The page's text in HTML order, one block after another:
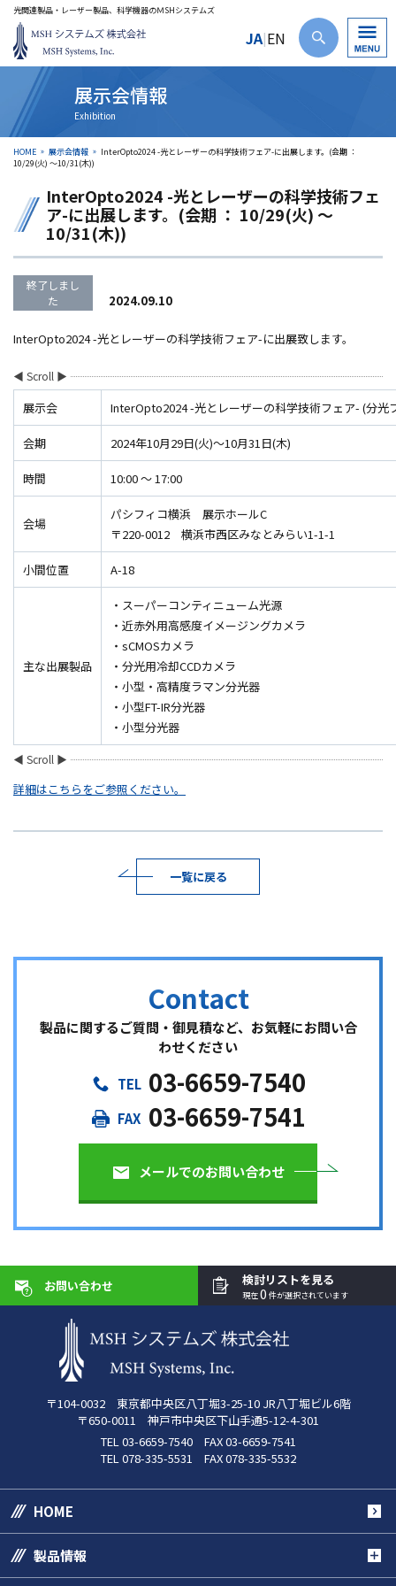
光関連製品・レーザー製品、科学機器のＭSHシステムズ
JA|EN
展示会情報
HOME 展示会情報
InterOpto2024 -光とレーザーの科学技術フェア-に出展します。(会期 ：
10/29(火) ～10/31(木))
InterOpto2024 -光とレーザーの科学技術フェ
ア-に出展します。(会期 ： 10/29(火) ～
10/31(木))
終了しまし
た
2024.09.10
InterOpto2024 -光とレーザーの科学技術フェア-に出展致します。
展示会 InterOpto2024 -光とレーザーの科学技術フェア- (分光
会期 2024年10月29日(火)～10月31日(木)
時間 10:00 ～ 17:00
会場
パシフィコ横浜 展示ホールC
〒220-0012 横浜市西区みなとみらい1-1-1
小間位置 A-18
主な出展製品
・スーパーコンティニューム光源
・近赤外用高感度イメージングカメラ
・sCMOSカメラ
・分光用冷却CCDカメラ
・小型・高精度ラマン分光器
・小型FT-IR分光器
・小型分光器
詳細はこちらをご参照ください。
一覧に戻る
製品に関するご質問・御見積など、お気軽にお問い合
わせください
03-6659-7540
03-6659-7541
メールでのお問い合わせ
お問い合わせ 検討リストを見る
現在0 件が選択されています
〒104-0032 東京都中央区八丁堀3-25-10 JR八丁堀ビル6階
〒650-0011 神戸市中央区下山手通5-12-4-301
TEL 03-6659-7540 FAX 03-6659-7541
TEL 078-335-5531 FAX 078-335-5532
HOME
製品情報